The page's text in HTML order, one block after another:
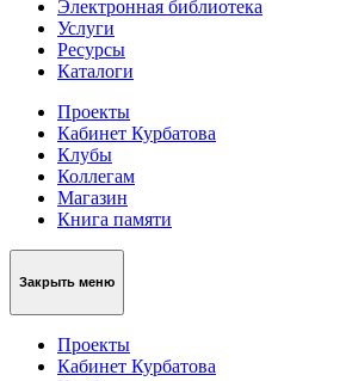
Электронная библиотека
Услуги
Ресурсы
Каталоги
Проекты
Кабинет Курбатова
Клубы
Коллегам
Магазин
Книга памяти
Закрыть меню
Проекты
Кабинет Курбатова